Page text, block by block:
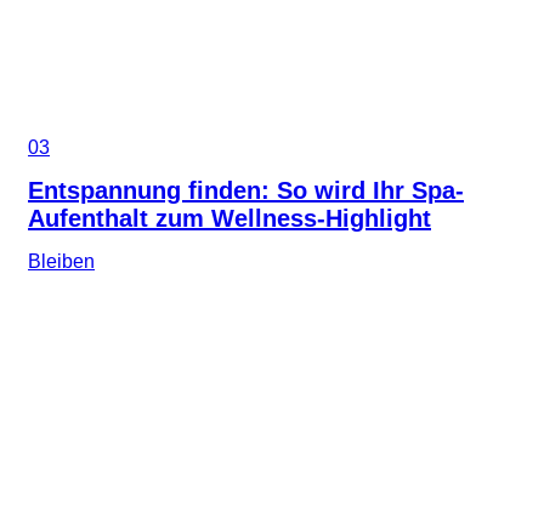
03
Entspannung finden: So wird Ihr Spa-
Aufenthalt zum Wellness-Highlight
Bleiben